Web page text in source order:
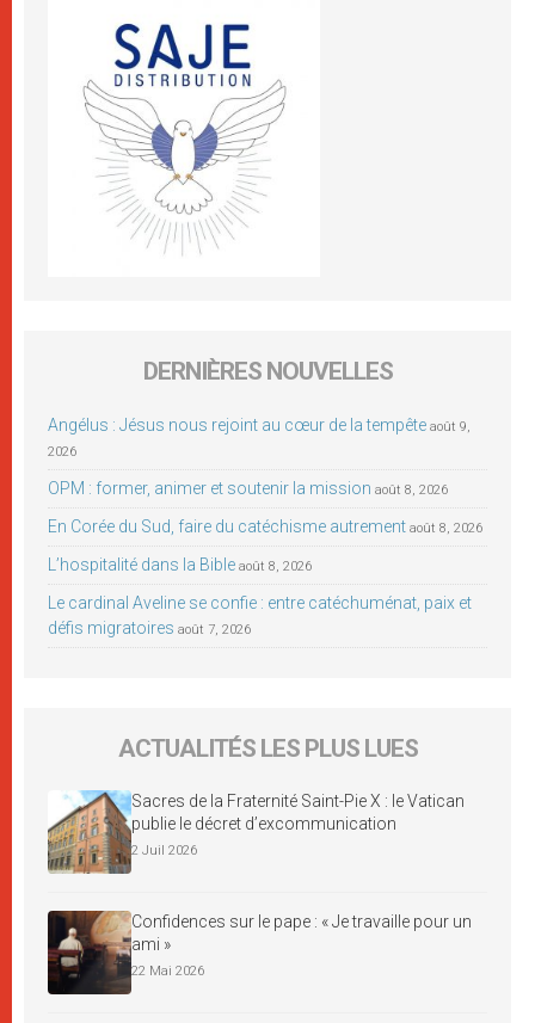
DERNIÈRES NOUVELLES
Angélus : Jésus nous rejoint au cœur de la tempête août 9,
2026
OPM : former, animer et soutenir la mission août 8, 2026
En Corée du Sud, faire du catéchisme autrement août 8, 2026
L’hospitalité dans la Bible août 8, 2026
Le cardinal Aveline se confie : entre catéchuménat, paix et
défis migratoires août 7, 2026
ACTUALITÉS LES PLUS LUES
Sacres de la Fraternité Saint-Pie X : le Vatican
publie le décret d’excommunication
2 Juil 2026
Confidences sur le pape : « Je travaille pour un
ami »
22 Mai 2026